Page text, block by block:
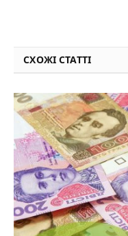
СХОЖІ СТАТТІ